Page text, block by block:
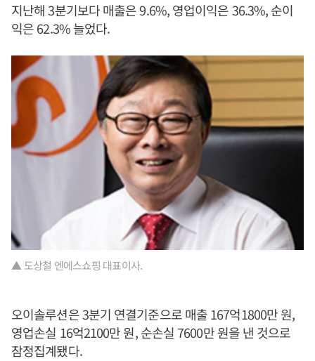
지난해 3분기보다 매출은 9.6%, 영업이익은 36.3%, 순이
익은 62.3% 늘었다.
▲ 도상철 엔에스쇼핑 대표이사.
오이솔루션은 3분기 연결기준으로 매출 167억1800만 원,
영업손실 16억2100만 원, 순손실 7600만 원을 낸 것으로
잠정집계됐다.